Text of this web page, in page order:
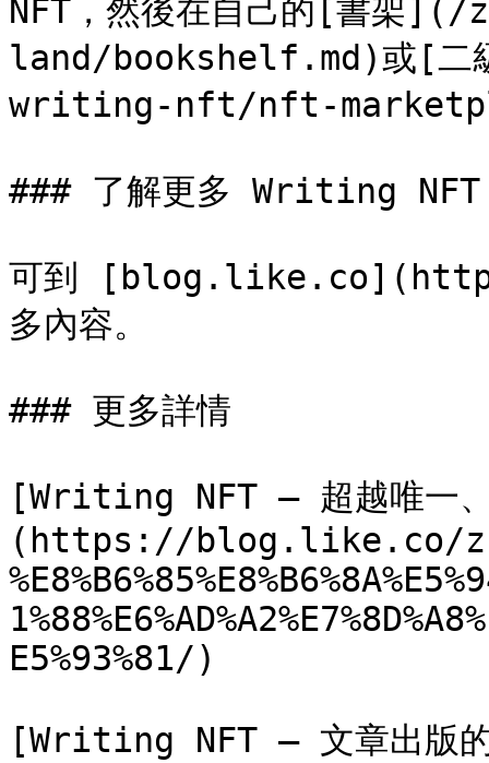
NFT，然後在自己的[書架
land/bookshelf.md)或[
writing-nft/nft-
### 了解更多 Writing NFT
可到
多內容。
### 更多詳情
[Writing NFT – 超越唯一
(https://blog.like.co/
E5%93%81/)
[Writing NFT – 文章出版